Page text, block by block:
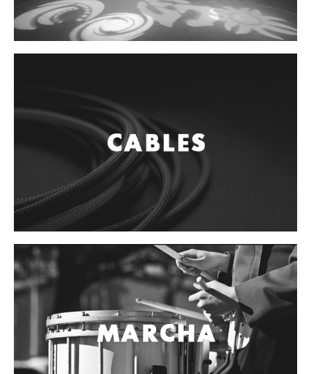
Accesorios
Otros Instrumentos de Cuerdas
Ukulele
Cuerdas
Guitarra Metal
Guitarra Electrica
Bajo
Otros instrumentos de arco
Otros instrumentos de Cuerdas